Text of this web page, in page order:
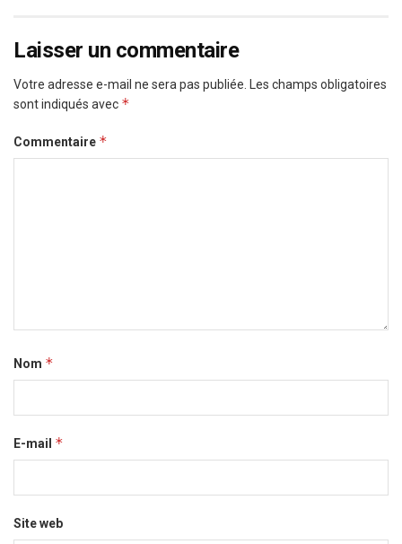
Laisser un commentaire
Votre adresse e-mail ne sera pas publiée. Les champs obligatoires
sont indiqués avec *
Commentaire *
Nom *
E-mail *
Site web